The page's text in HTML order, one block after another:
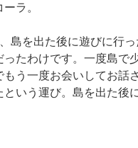
ラ。
島を出た後に遊びに行
たわけです。一度島で
う一度お会いしてお話
いう運び。島を出た後